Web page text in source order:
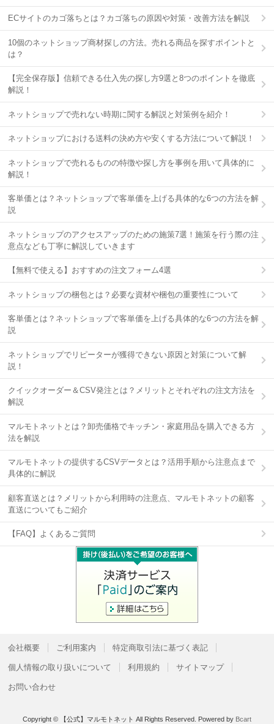
ECサイトのカゴ落ちとは？カゴ落ちの原因や対策・改善方法を解説
10個のネットショップ商材探しの方法。売れる商品を探すポイントと
は？
【完全保存版】信頼できる仕入先の探し方9選と8つのポイントを徹底
解説！
ネットショップで売れない時期に関する解説と対策例を紹介！
ネットショップにおける送料の決め方や安くする方法について解説！
ネットショップで売れるものの特徴や探し方を事例を用いて具体的に
解説！
客単価とは？ネットショップで客単価を上げる具体的な6つの方法を解
説
ネットショップのアクセスアップのための施策7選！施策を行う際の注
意点なども丁寧に解説していきます
【無料で使える】おすすめの注文フォーム4選
ネットショップの梱包とは？必要な資材や梱包の重要性について
客単価とは？ネットショップで客単価を上げる具体的な6つの方法を解
説
ネットショップでリピーターが獲得できない原因と対策について解
説！
クイックオーダー＆CSV発注とは？メリットとそれぞれの注文方法を
解説
マルモトネットとは？卸売価格でキッチン・家庭用品を購入できる方
法を解説
マルモトネットの提供するCSVデータとは？活用手順から注意点まで
具体的に解説
顧客直送とは？メリットから利用時の注意点、マルモトネットの顧客
直送についてもご紹介
【FAQ】よくあるご質問
会社概要 ご利用案内 特定商取引法に基づく表記
個人情報の取り扱いについて 利用規約 サイトマップ
お問い合わせ
Copyright © 【公式】マルモトネット All Rights Reserved. Powered by Bcart